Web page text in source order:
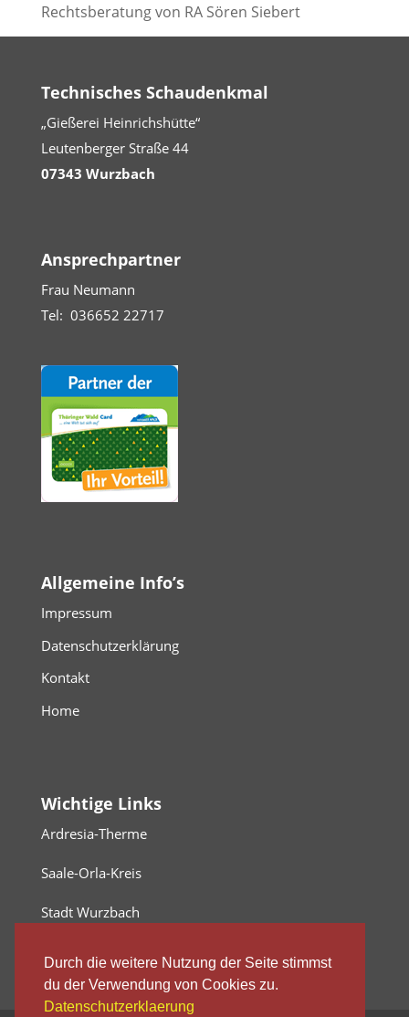
Durch die weitere Nutzung der Seite stimmst
du der Verwendung von Cookies zu.
Datenschutzerklaerung
Rechtsberatung von RA Sören Siebert
Technisches Schaudenkmal
„Gießerei Heinrichshütte“
Leutenberger Straße 44
07343 Wurzbach
Ansprechpartner
Frau Neumann
Tel: 036652 22717
Allgemeine Info’s
Impressum
Datenschutzerklärung
Kontakt
Home
Wichtige Links
Ardresia-Therme
Saale-Orla-Kreis
Stadt Wurzbach